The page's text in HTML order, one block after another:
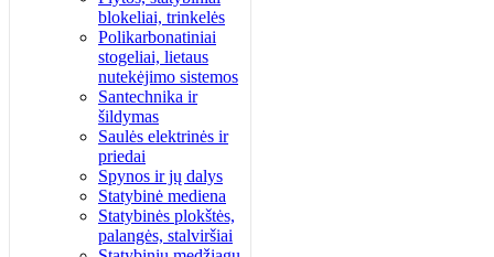
blokeliai, trinkelės
Polikarbonatiniai
stogeliai, lietaus
nutekėjimo sistemos
Santechnika ir
šildymas
Saulės elektrinės ir
priedai
Spynos ir jų dalys
Statybinė mediena
Statybinės plokštės,
palangės, stalviršiai